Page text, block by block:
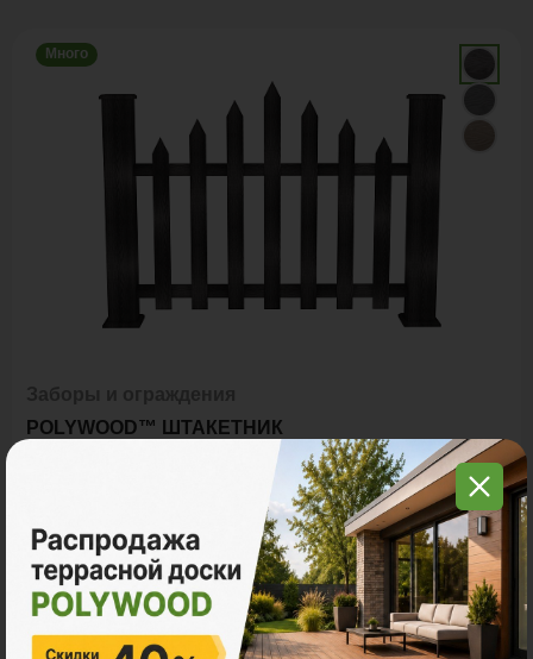
Много
POLYWOOD™ ШТАКЕТНИК
Цена за пог. м.:9 800 ₽
Количество: